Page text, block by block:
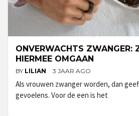
ONVERWACHTS ZWANGER:
HIERMEE OMGAAN
BY LILIAN 3 JAAR AGO
Als vrouwen zwanger worden, dan
gevoelens. Voor de een is het